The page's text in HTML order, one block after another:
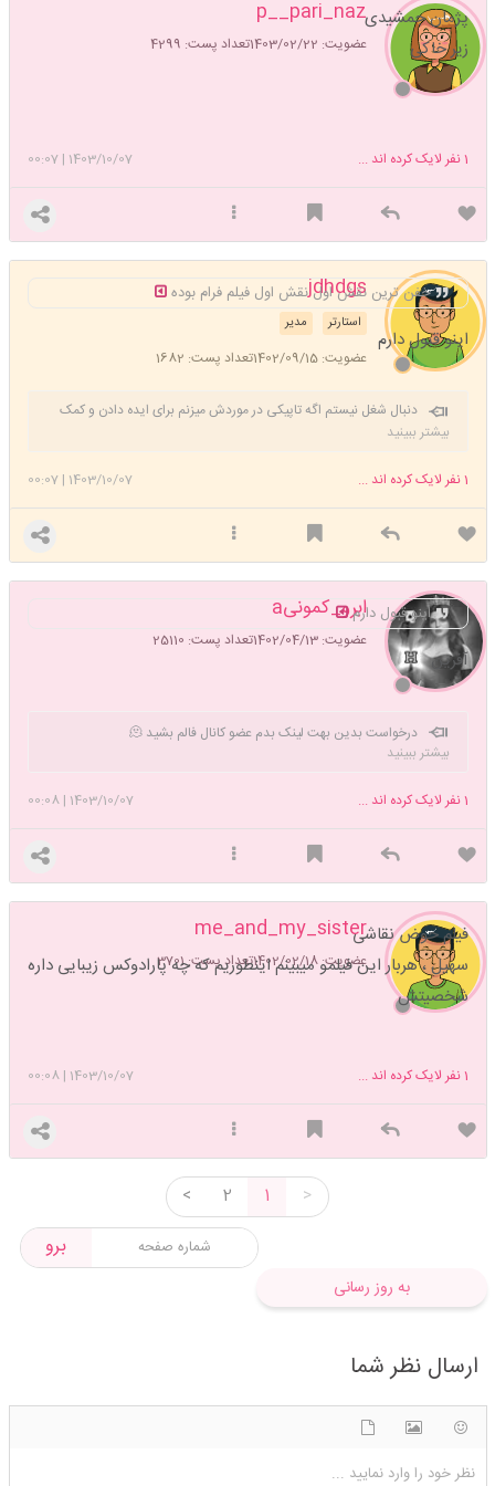
p__pari_naz
عضویت: 1403/02/22 تعداد پست: 4299
پژمان جمشیدی
زیر خاکی
1403/10/07
|
00:07 1نفر لایک کرده اند ...
jdhdgs
مدیر استارتر
عضویت: 1402/09/15 تعداد پست: 1682
خفن ترین نقش اول نقش اول فیلم فرام بوده
اینو قبول دارم
دنبال شغل نیستم اگه تاپیکی در موردش میزنم برای ایده دادن و کمک
کردنه
بیشتر ببینید
1403/10/07
|
00:07 1نفر لایک کرده اند ...
ابرو_کمونیa
عضویت: 1402/04/13 تعداد پست: 25110
اینو قبول دارم
آفرین
درخواست بدین بهت لینک بدم عضو کانال فالم بشید 🫠
بیشتر ببینید
1403/10/07
|
00:08 1نفر لایک کرده اند ...
me_and_my_sister
عضویت: 1402/02/18 تعداد پست: 3701
فیلم حوض نقاشی
سهیل ، هربار این فیلمو میبینم اینطوریم که چه پارادوکس زیبایی داره
شخصیتش
1403/10/07
|
00:08 1نفر لایک کرده اند ...
>
1
2
<
برو
به روز رسانی
ارسال نظر شما
نظر خود را وارد نمایید ...